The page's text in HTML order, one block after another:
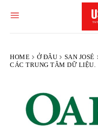
HOME Ở ĐÂU SAN JOSÉ
CÁC TRUNG TÂM DỮ LIỆU.